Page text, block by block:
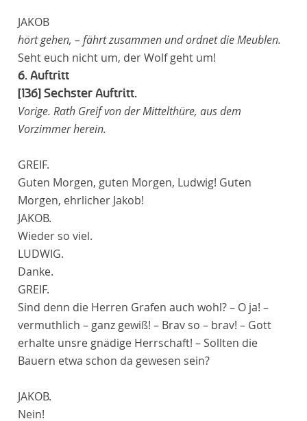
JAKOB
hört gehen, – fährt zusammen und ordnet die Meublen.
Seht euch nicht um, der Wolf geht um!
6. Auftritt
[136]Sechster Auftritt.
Vorige. Rath Greif von der Mittelthüre, aus dem
Vorzimmer herein.
GREIF.
Guten Morgen, guten Morgen, Ludwig! Guten
Morgen, ehrlicher Jakob!
JAKOB.
Wieder so viel.
LUDWIG.
Danke.
GREIF.
Sind denn die Herren Grafen auch wohl? – O ja! –
vermuthlich – ganz gewiß! – Brav so – brav! – Gott
erhalte unsre gnädige Herrschaft! – Sollten die
Bauern etwa schon da gewesen sein?
JAKOB.
Nein!